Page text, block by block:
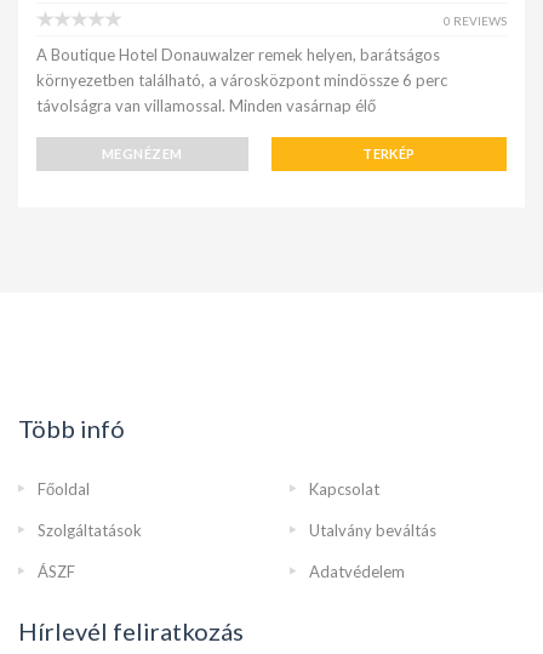
0 REVIEWS
A Boutique Hotel Donauwalzer remek helyen, barátságos
környezetben található, a városközpont mindössze 6 perc
távolságra van villamossal. Minden vasárnap élő
MEGNÉZEM TERKÉP
Több infó
Főoldal Kapcsolat
Szolgáltatások Utalvány beváltás
ÁSZF Adatvédelem
Hírlevél feliratkozás